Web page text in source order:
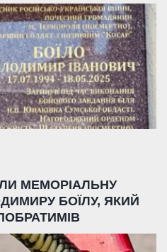
МЕМОРІАЛЬНУ
БОЇЛУ, ЯКИЙ